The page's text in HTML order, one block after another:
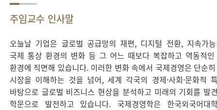
주임교수 인사말
오늘날 기업은 글로벌 공급망의 재편, 디지털 전환, 지속가
국제 통상 환경의 변화 등 그 어느 때보다 복잡하고 역동적
환경에 직면해 있습니다. 이러한 변화 속에서 국제경영은 단순
시장을 이해하는 것을 넘어, 세계 각국의 경제·사회·문화적
바탕으로 글로벌 비즈니스 현상을 분석하고 미래의 기회를 발
학문으로 발전하고 있습니다.국제경영학은 한국외국어대